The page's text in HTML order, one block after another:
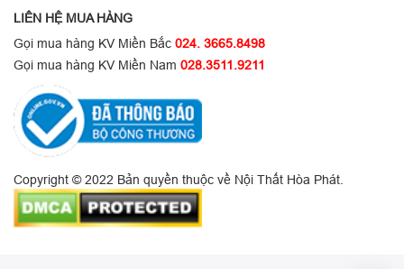
LIÊN HỆ MUA HÀNG
Gọi mua hàng KV Miền Bắc 024. 3665.8498
Gọi mua hàng KV Miền Nam 028.3511.9211
Copyright © 2022 Bản quyền thuộc về Nội Thất Hòa Phát.